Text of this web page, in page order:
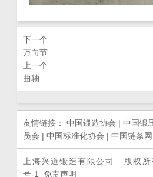
下一个
万向节
上一个
曲轴
友情链接： 中国锻造协会 | 中国锻
员会 | 中国标准化协会 | 中国链条网
上海兴道锻造有限公司 版权
号-1 免责声明